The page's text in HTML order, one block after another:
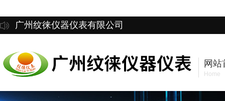
广州纹徕仪器仪表有限公司
网站
Home